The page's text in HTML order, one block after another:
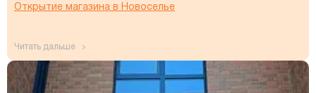
Открытие магазина в Новоселье
читать дальше